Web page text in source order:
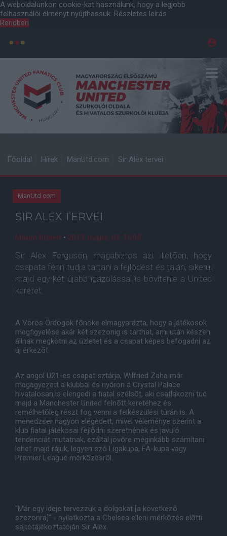
A weboldalunkon cookie-kat használunk, hogy a legjobb
felhasználói élményt nyújthassuk. Részletes leírás
Rendben
Főoldal Hírek ManUtd.com Sir Alex tervei
ManUtd.com
SIR ALEX TERVEI
Maxim Róbert • 2013. május. 03. 15:05
Sir Alex Ferguson magabiztos azt illetõen, hogy
csapata fenn tudja tartani a fejlõdést és talán, sikerül
majd egy-két újabb igazolással is bõvítenie a United
keretét.
A Vörös Ördögök fõnöke elmagyarázta, hogy a játékosok
megfigyelése akár két szezonig is tarthat, ami után készen
állnak megkötni az üzletet és a csapat képes befogadni az
új érkezõt.
Az angol U21-es csapat sztárja, Wilfried Zaha már
megegyezett a klubbal és nyáron a Crystal Palace
hivatalosan is elengedi a fiatal szélsõt, aki csatlakozni tud
majd a Manchester United felnõtt keretéhez és
remélhetõleg részt fog venni a felkészülési túrán is. A
menedzser nagyon elégedett, mivel véleménye szerint a
klub fiatal játékosai fejlõdni szeretnének és javuló
tendenciát mutatnak, ezáltal jövõre méginkább számítani
lehet majd rájuk, legyen szó Ligakupa, FA-kupa vagy
Premier League mérkõzésrõl.
"Már egy ideje tervezzük a dolgokat [a következõ
szezonra]" - nyilatkozta a Chelsea elleni mérkõzés elõtti
sajtótájékoztatóján Sir Alex.